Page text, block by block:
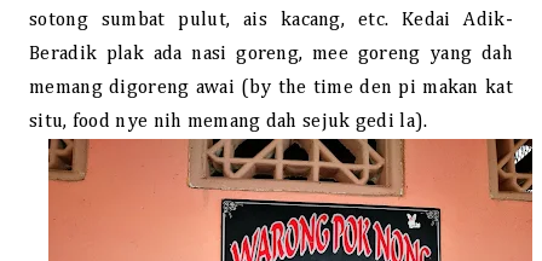
sotong sumbat pulut, ais kacang, etc. Kedai Adik-
Beradik plak ada nasi goreng, mee goreng yang dah
memang digoreng awai (by the time den pi makan kat
situ, food nye nih memang dah sejuk gedi la).